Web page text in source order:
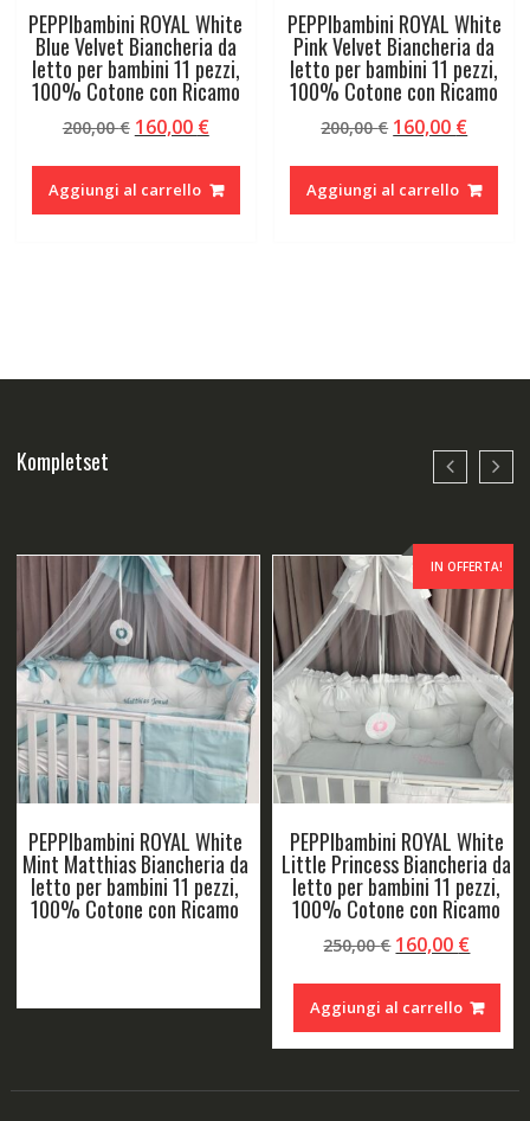
PEPPIbambini ROYAL White
Blue Velvet Biancheria da
letto per bambini 11 pezzi,
100% Cotone con Ricamo
200,00€ Il
originale
era:
160,00 €Il
attuale
è:
Aggiungi al carrello
PEPPIbambini ROYAL White
Pink Velvet Biancheria da
letto per bambini 11 pezzi,
100% Cotone con Ricamo
200,00€ Il
originale
era:
160,00 €Il
è:
Aggiungi al carrello
Kompletset
PEPPIbambini ROYAL White
Mint Matthias Biancheria da
letto per bambini 11 pezzi,
100% Cotone con Ricamo
IN OFFERTA!
PEPPIbambini ROYAL White
Little Princess Biancheria da
letto per bambini 11 pezzi,
100% Cotone con Ricamo
250,00€ Il
originale
era:
250,00 €.
160,00 €Il
è:
Aggiungi al carrello